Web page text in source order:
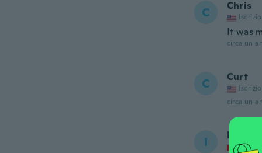
C Chris
It was
circa un
C Curt
circa un
I Irene